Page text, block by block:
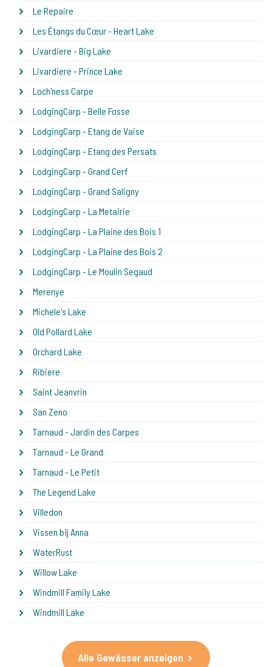
Le Repaire
Les Étangs du Cœur - Heart Lake
Livardiere - Big Lake
Livardiere - Prince Lake
Loch'ness Carpe
LodgingCarp - Belle Fosse
LodgingCarp - Etang de Vaise
LodgingCarp - Etang des Persats
LodgingCarp - Grand Cerf
LodgingCarp - Grand Saligny
LodgingCarp - La Metairie
LodgingCarp - La Plaine des Bois 1
LodgingCarp - La Plaine des Bois 2
LodgingCarp - Le Moulin Segaud
Merenye
Michele's Lake
Old Pollard Lake
Orchard Lake
Ribiere
Saint Jeanvrin
San Zeno
Tarnaud - Jardin des Carpes
Tarnaud - Le Grand
Tarnaud - Le Petit
The Legend Lake
Villedon
Vissen bij Anna
WaterRust
Willow Lake
Windmill Family Lake
Windmill Lake
Alle Gewässer anzeigen